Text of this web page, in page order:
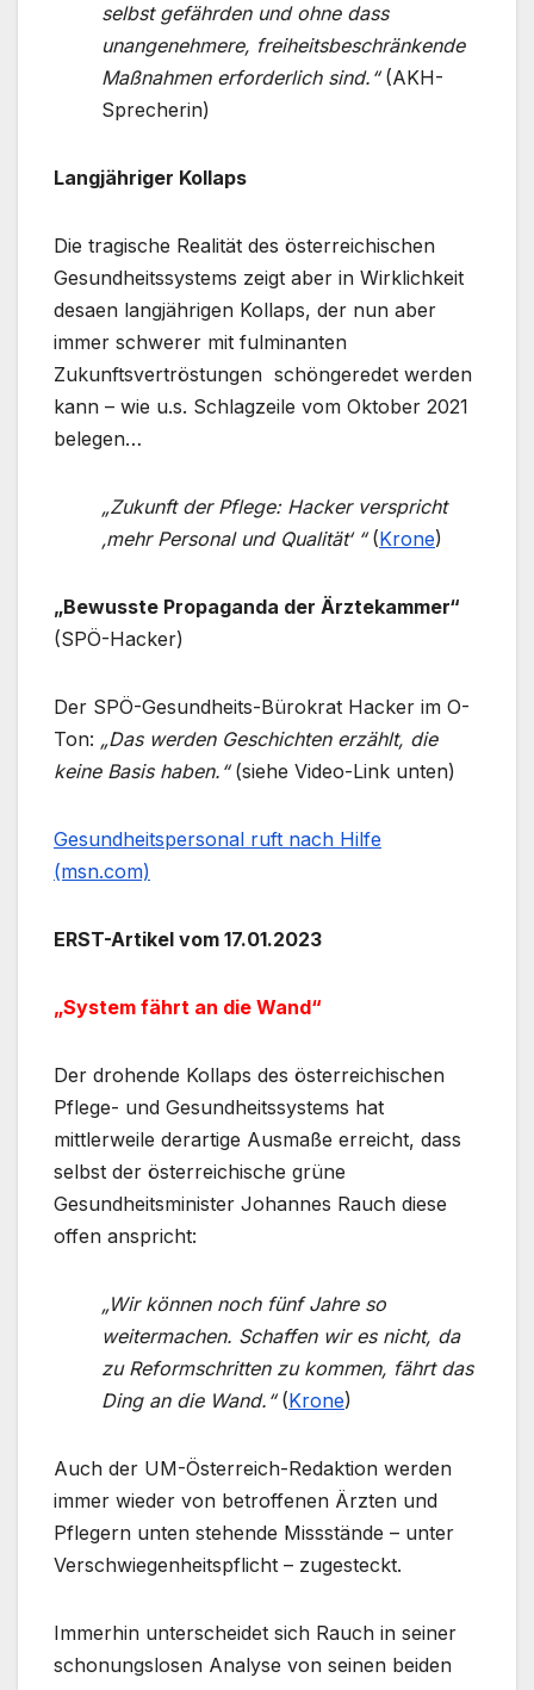
selbst gefährden und ohne dass
unangenehmere, freiheitsbeschränkende
Maßnahmen erforderlich sind.“(AKH-
Sprecherin)
Langjähriger Kollaps
Die tragische Realität des österreichischen
Gesundheitssystems zeigt aber in Wirklichkeit
desaen langjährigen Kollaps, der nun aber
immer schwerer mit fulminanten
Zukunftsvertröstungen schöngeredet werden
kann – wie u.s. Schlagzeile vom Oktober 2021
belegen…
„Zukunft der Pflege: Hacker verspricht
‚mehr Personal und Qualität‘ “(Krone)
„Bewusste Propaganda der Ärztekammer“
(SPÖ-Hacker)
Der SPÖ-Gesundheits-Bürokrat Hacker im O-
Ton: „Das werden Geschichten erzählt, die
keine Basis haben.“(siehe Video-Link unten)
Gesundheitspersonal ruft nach Hilfe
(msn.com)
ERST-Artikel vom 17.01.2023
„System fährt an die Wand“
Der drohende Kollaps des österreichischen
Pflege- und Gesundheitssystems hat
mittlerweile derartige Ausmaße erreicht, dass
selbst der österreichische grüne
Gesundheitsminister Johannes Rauch diese
offen anspricht:
„Wir können noch fünf Jahre so
weitermachen. Schaffen wir es nicht, da
zu Reformschritten zu kommen, fährt das
Ding an die Wand.“(Krone)
Auch der UM-Österreich-Redaktion werden
immer wieder von betroffenen Ärzten und
Pflegern unten stehende Missstände – unter
Verschwiegenheitspflicht – zugesteckt.
Immerhin unterscheidet sich Rauch in seiner
schonungslosen Analyse von seinen beiden